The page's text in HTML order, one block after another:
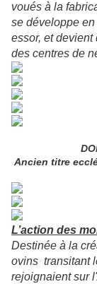
voués à la
se développe
essor, et
des centres de
Ancien titre
L’action des
Destinée à la
ovins transitant
rejoignaient sur